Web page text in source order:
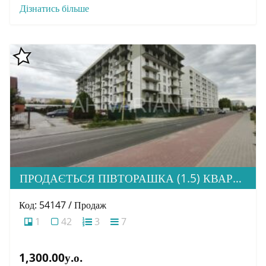
Дізнатись більше
ПРОДАЄТЬСЯ ПІВТОРАШКА (1.5) КВАРТИРА З ІДЕАЛЬНОЮ ЛОКАЦІЄЮ, ЖК HOME
Код: 54147 / Продаж
1
42 3 7
1,300.00у.о.